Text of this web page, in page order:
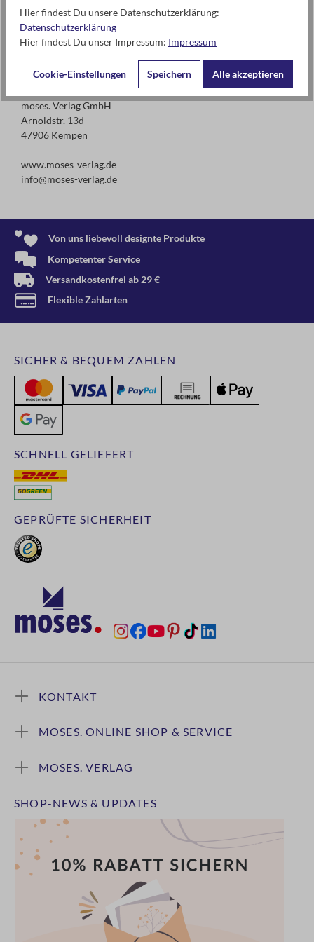
Achtung! Nicht geeignet für Kinder unter 3 Jahren.
Erstickungsgefahr wegen verschluckbarer Kleinteile!
moses. Verlag GmbH
Arnoldstr. 13d
47906 Kempen
www.moses-verlag.de
info@moses-verlag.de
Von uns liebevoll designte Produkte
Kompetenter Service
Versandkostenfrei ab 29 €
Flexible Zahlarten
GEPRÜFTE SICHERHEIT
SCHNELL GELIEFERT
SICHER & BEQUEM ZAHLEN
KONTAKT
MOSES. ONLINE SHOP & SERVICE
MOSES. VERLAG
SHOP-NEWS & UPDATES
Hier findest Du unsere Datenschutzerklärung:
Datenschutzerklärung
Hier findest Du unser Impressum: Impressum
Cookie-Einstellungen Speichern Alle akzeptieren